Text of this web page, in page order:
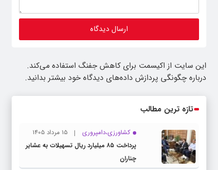
این سایت از اکیسمت برای کاهش جفنگ استفاده می‌کند.
درباره چگونگی پردازش داده‌های دیدگاه خود بیشتر بدانید.
تازه ترین مطالب
کشاورزی،دامپروری
15 مرداد 1405
پرداخت ۸۵ میلیارد ریال تسهیلات به عشایر
چناران